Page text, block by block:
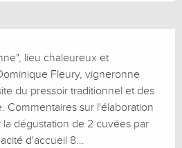
lieu chaleureux et
Fleury, vigneronne
du pressoir traditionnel et des
Commentaires sur l'élaboration
dégustation de 2 cuvées par
d'accueil 8...